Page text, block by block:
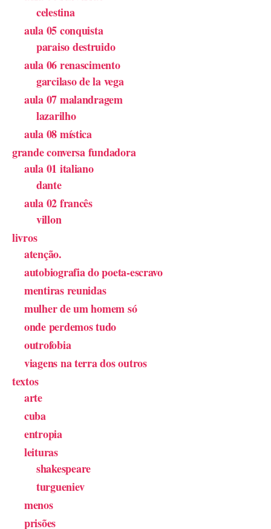
celestina
aula 05 conquista
paraiso destruido
aula 06 renascimento
garcilaso de la vega
aula 07 malandragem
lazarilho
aula 08 mística
grande conversa fundadora
aula 01 italiano
dante
aula 02 francês
villon
livros
atenção.
autobiografia do poeta-escravo
mentiras reunidas
mulher de um homem só
onde perdemos tudo
outrofobia
viagens na terra dos outros
textos
arte
cuba
entropia
leituras
shakespeare
turgueniev
menos
prisões